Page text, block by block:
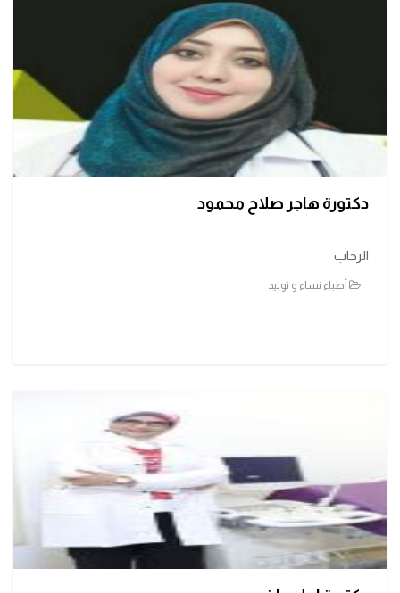
دكتورة هاجر صلاح محمود
الرحاب
أطباء نساء و توليد